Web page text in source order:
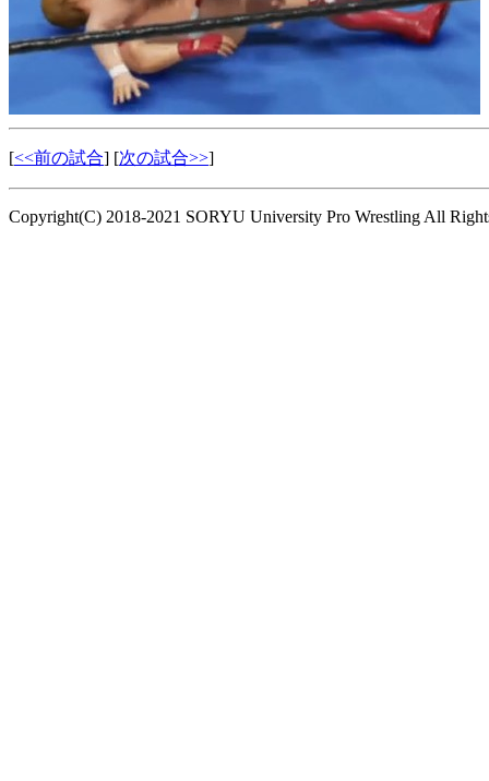
[<<前の試合] [次の試合>>]
Copyright(C) 2018-2021 SORYU University Pro Wrestling All